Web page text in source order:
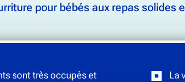
pour bébés aux repas solides
sont très occupés et
La